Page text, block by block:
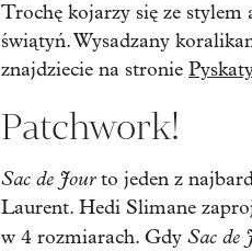
Trochę kojarzy się ze
świątyń. Wysadzany
znajdziecie na stronie
Patchwork!
Sac de Jourto jeden z
Laurent. Hedi Slimane
w 4 rozmiarach. Gdy Sac de